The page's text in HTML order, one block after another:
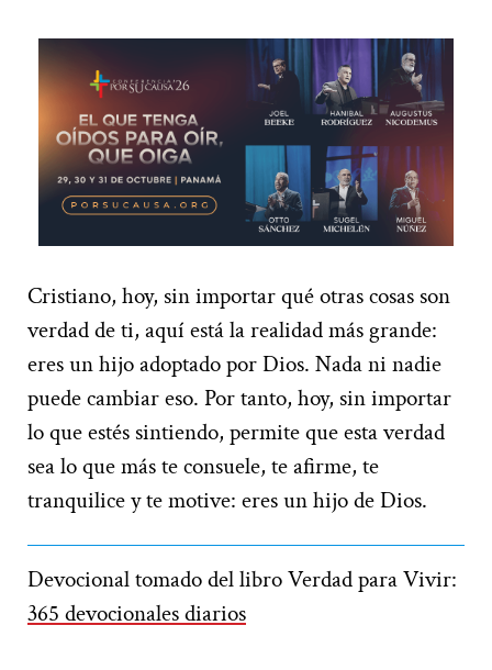
Cristiano, hoy, sin importar qué otras cosas son
verdad de ti, aquí está la realidad más grande:
eres un hijo adoptado por Dios. Nada ni nadie
puede cambiar eso. Por tanto, hoy, sin importar
lo que estés sintiendo, permite que esta verdad
sea lo que más te consuele, te afirme, te
tranquilice y te motive: eres un hijo de Dios.
Devocional tomado del libro Verdad para Vivir:
365 devocionales diarios